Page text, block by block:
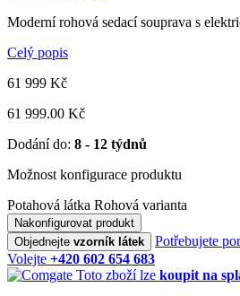
Moderní rohová sedací souprava s
Celý popis
61 999 Kč
61 999.00 Kč
Dodání do: 8 - 12 týdnů
Možnost konfigurace produktu
Potahová látka Rohová varianta
Nakonfigurovat produkt
Objednejte vzorník látek
Potřebujete
Volejte +420 602 654 683
Toto zboží lze koupit na